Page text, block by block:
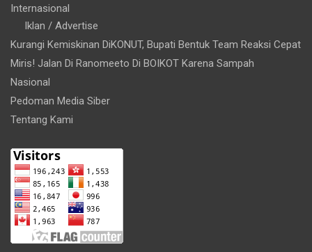
Internasional
Iklan / Advertise
Kurangi Kemiskinan DiKONUT, Bupati Bentuk Team Reaksi Cepat
Miris! Jalan Di Ranomeeto Di BOIKOT Karena Sampah
Nasional
Pedoman Media Siber
Tentang Kami